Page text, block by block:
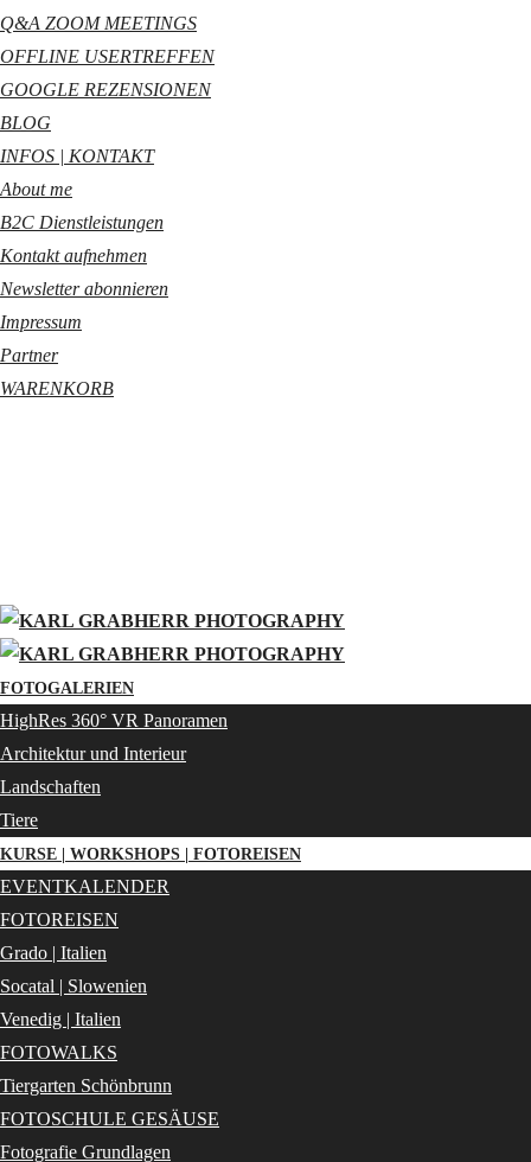
Q&A ZOOM MEETINGS
OFFLINE USERTREFFEN
GOOGLE REZENSIONEN
BLOG
INFOS | KONTAKT
About me
B2C Dienstleistungen
Kontakt aufnehmen
Newsletter abonnieren
Impressum
Partner
WARENKORB
FOTOGALERIEN
HighRes 360° VR Panoramen
Architektur und Interieur
Landschaften
Tiere
KURSE | WORKSHOPS | FOTOREISEN
EVENTKALENDER
FOTOREISEN
Grado | Italien
Socatal | Slowenien
Venedig | Italien
FOTOWALKS
Tiergarten Schönbrunn
FOTOSCHULE GESÄUSE
Fotografie Grundlagen